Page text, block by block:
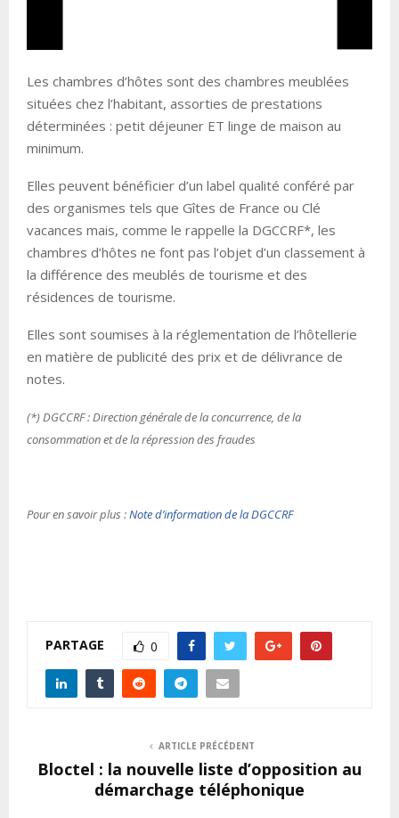
Les chambres d’hôtes sont des chambres meublées
situées chez l’habitant, assorties de prestations
déterminées : petit déjeuner ET linge de maison au
minimum.
Elles peuvent bénéficier d’un label qualité conféré par
des organismes tels que Gîtes de France ou Clé
vacances mais, comme le rappelle la DGCCRF*, les
chambres d’hôtes ne font pas l’objet d’un classement à
la différence des meublés de tourisme et des
résidences de tourisme.
Elles sont soumises à la réglementation de l’hôtellerie
en matière de publicité des prix et de délivrance de
notes.
(*) DGCCRF : Direction générale de la concurrence, de la
consommation et de la répression des fraudes
Pour en savoir plus :Note d’information de la DGCCRF
PARTAGE 0
ARTICLE PRÉCÉDENT
Bloctel : la nouvelle liste d’opposition au
démarchage téléphonique